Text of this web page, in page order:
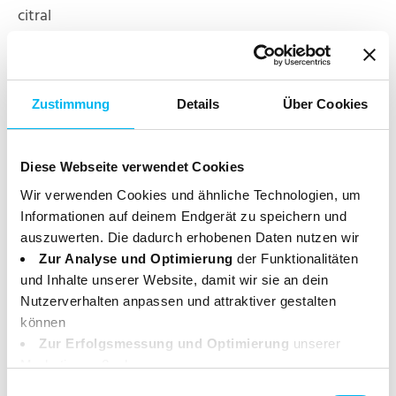
Zustimmung Details Über Cookies
Diese Webseite verwendet Cookies
Wir verwenden Cookies und ähnliche Technologien, um
Informationen auf deinem Endgerät zu speichern und
auszuwerten. Die dadurch erhobenen Daten nutzen wir
Zur Analyse und Optimierung der Funktionalitäten
und Inhalte unserer Website, damit wir sie an dein
Nutzerverhalten anpassen und attraktiver gestalten
können
Zur Erfolgsmessung und Optimierung unserer
Marketingmaßnahmen.
citral
vanillin**
Eugenol
*Hergestellt mit Bio-Inhaltsstoffen
**Bestandteil ätherischer Öle
Enthält Linalool. Kann allergische Reaktionen
hervorrufen."
Zertifikate
Das Produkt ist zertifiziert nach den Richtlinien von
NCP und ist bei der Vegan Society sowie PETA